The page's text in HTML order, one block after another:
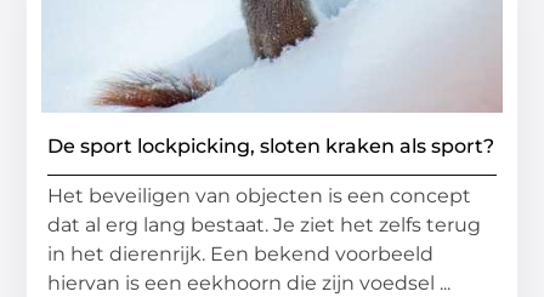
De sport lockpicking, sloten kraken als sport?
Het beveiligen van objecten is een concept
dat al erg lang bestaat. Je ziet het zelfs terug
in het dierenrijk. Een bekend voorbeeld
hiervan is een eekhoorn die zijn voedsel ...